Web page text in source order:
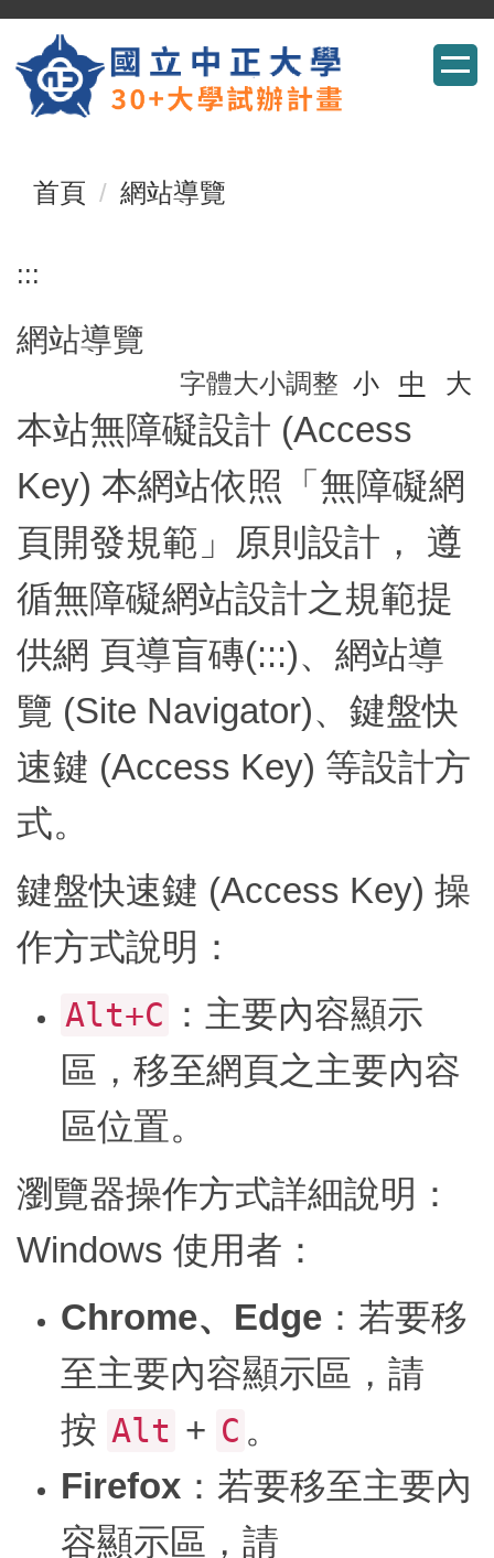
到
主
區
首頁 網站導覽
:::
網站導覽
字體大小調整 小 中 大
本站無障礙設計 (Access
Key) 本網站依照「無障礙網
頁開發規範」原則設計， 遵
循無障礙網站設計之規範提
供網 頁導盲磚(:::)、網站導
覽 (Site Navigator)、鍵盤快
速鍵 (Access Key) 等設計方
式。
鍵盤快速鍵 (Access Key) 操
作方式說明：
Alt+C ：主要內容顯示
區，移至網頁之主要內容
區位置。
瀏覽器操作方式詳細說明：
Windows 使用者：
Chrome、Edge ：若要移
至主要內容顯示區，請
按 Alt + C 。
Firefox ：若要移至主要內
容顯示區，請